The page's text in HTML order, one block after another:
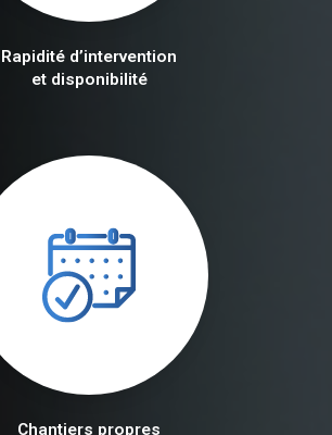
Rapidité d’intervention
et disponibilité
Chantiers propres